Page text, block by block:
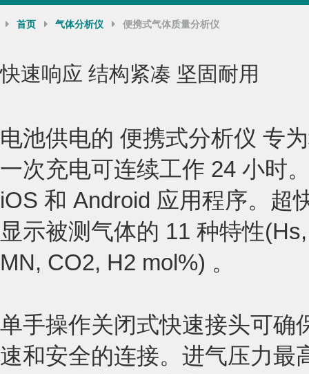
首页 气体分析仪 便携式气体质量分析仪
快速响应 结构紧凑 坚固耐用
电池供电的 便携式分析仪 专
一次充电可连续工作 24 小时
iOS 和 Android 应用程序。超
显示被测气体的 11 种特性
MN, CO2, H2 mol%) 。
单手操作关闭式快速接头可确
速和安全的连接。进气压力最